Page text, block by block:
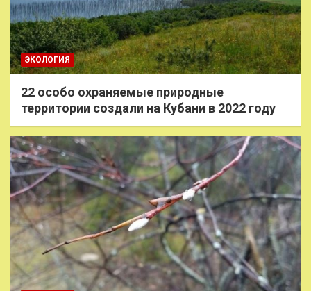
ЭКОЛОГИЯ
22 особо охраняемые природные
территории создали на Кубани в 2022 году